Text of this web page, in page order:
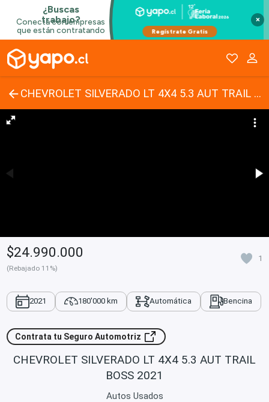
×
CHEVROLET SILVERADO LT 4X4 5.3 AUT TRAIL BOSS 2021
$24.990.000
(Rebajado 11%)
1
2021 180'000 km Automática Bencina
Contrata tu Seguro Automotriz
CHEVROLET SILVERADO LT 4X4 5.3 AUT TRAIL
BOSS 2021
Autos Usados